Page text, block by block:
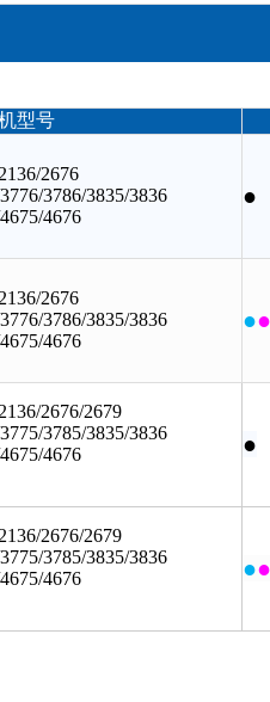
型号
2676
3786/3835/3836
4676
●
2676
3786/3835/3836
4676
●●
2676/2679
3785/3835/3836
4676
●
2676/2679
3785/3835/3836
4676
●●